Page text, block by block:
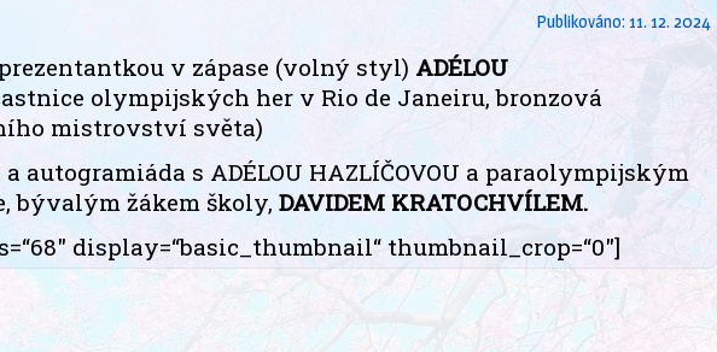
Publikováno: 11. 12. 2024
v zápase (volný styl) ADÉLOU
olympijských her v Rio de Janeiru, bronzová
mistrovství světa)
autogramiáda s ADÉLOU HAZLÍČOVOU a paraolympijským
bývalým žákem školy, DAVIDEM KRATOCHVÍLEM.
display=“basic_thumbnail“ thumbnail_crop=“0″]